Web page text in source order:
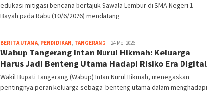
edukasi mitigasi bencana bertajuk Sawala Lembur di SMA Negeri 1
Bayah pada Rabu (10/6/2026) mendatang
BERITA UTAMA, PENDIDIKAN, TANGERANG bg-
admin
24 Mei 2026
Wabup Tangerang Intan Nurul Hikmah: Keluarga
Harus Jadi Benteng Utama Hadapi Risiko Era Digital
Wakil Bupati Tangerang (Wabup) Intan Nurul Hikmah, menegaskan
pentingnya peran keluarga sebagai benteng utama dalam menghadapi